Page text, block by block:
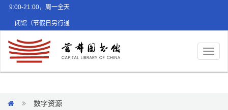
9:00-21:00，周一全天
闭馆（节假日另行通
数字资源